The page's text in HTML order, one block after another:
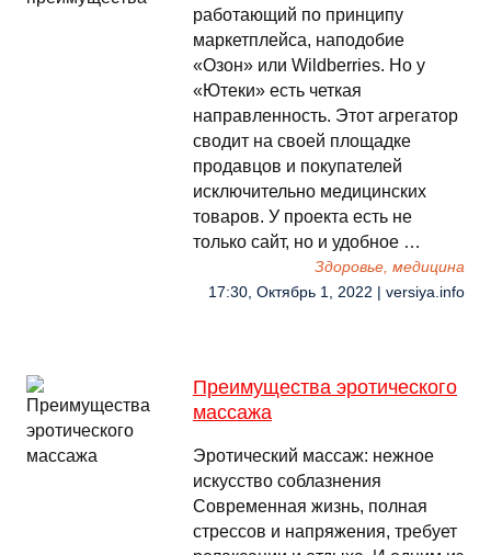
работающий по принципу
маркетплейса, наподобие
«Озон» или Wildberries. Но у
«Ютеки» есть четкая
направленность. Этот агрегатор
сводит на своей площадке
продавцов и покупателей
исключительно медицинских
товаров. У проекта есть не
только сайт, но и удобное …
Здоровье, медицина
17:30, Октябрь 1, 2022 | versiya.info
Преимущества эротического
массажа
Эротический массаж: нежное
искусство соблазнения
Современная жизнь, полная
стрессов и напряжения, требует